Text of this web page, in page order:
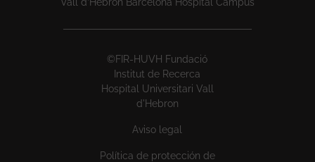
©FIR-HUVH Fundació
Institut de Recerca
Hospital Universitari Vall
d'Hebron
Aviso legal
Política de protección de